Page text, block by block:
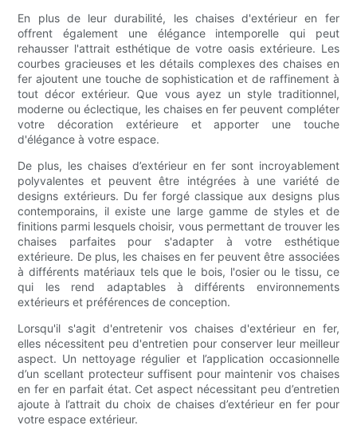
En plus de leur durabilité, les chaises d'extérieur en fer
offrent également une élégance intemporelle qui peut
rehausser l'attrait esthétique de votre oasis extérieure. Les
courbes gracieuses et les détails complexes des chaises en
fer ajoutent une touche de sophistication et de raffinement à
tout décor extérieur. Que vous ayez un style traditionnel,
moderne ou éclectique, les chaises en fer peuvent compléter
votre décoration extérieure et apporter une touche
d'élégance à votre espace.
De plus, les chaises d’extérieur en fer sont incroyablement
polyvalentes et peuvent être intégrées à une variété de
designs extérieurs. Du fer forgé classique aux designs plus
contemporains, il existe une large gamme de styles et de
finitions parmi lesquels choisir, vous permettant de trouver les
chaises parfaites pour s'adapter à votre esthétique
extérieure. De plus, les chaises en fer peuvent être associées
à différents matériaux tels que le bois, l'osier ou le tissu, ce
qui les rend adaptables à différents environnements
extérieurs et préférences de conception.
Lorsqu'il s'agit d'entretenir vos chaises d'extérieur en fer,
elles nécessitent peu d'entretien pour conserver leur meilleur
aspect. Un nettoyage régulier et l’application occasionnelle
d’un scellant protecteur suffisent pour maintenir vos chaises
en fer en parfait état. Cet aspect nécessitant peu d’entretien
ajoute à l’attrait du choix de chaises d’extérieur en fer pour
votre espace extérieur.